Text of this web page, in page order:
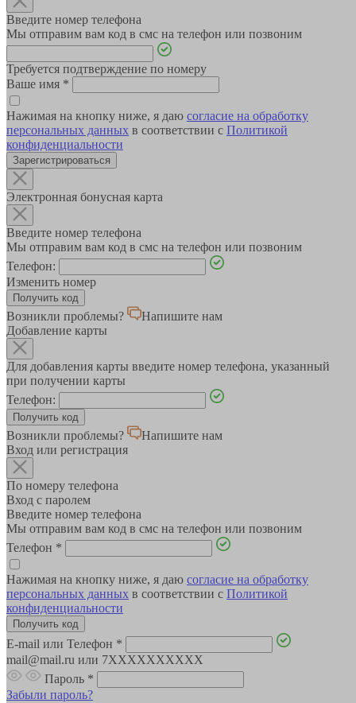
Введите номер телефона
Мы отправим вам код в смс на телефон или позвоним
Требуется подтверждение по номеру
Ваше имя *
Нажимая на кнопку ниже, я даю согласие на обработку
персональных данных в соответствии с Политикой
конфиденциальности
Зарегистрироваться
Электронная бонусная карта
Введите номер телефона
Мы отправим вам код в смс на телефон или позвоним
Телефон:
Изменить номер
Возникли проблемы?
Напишите нам
Добавление карты
Для добавления карты введите номер телефона, указанный
при получении карты
Телефон:
Возникли проблемы?
Напишите нам
Вход или регистрация
По номеру телефона
Вход с паролем
Введите номер телефона
Мы отправим вам код в смс на телефон или позвоним
Телефон *
Нажимая на кнопку ниже, я даю согласие на обработку
персональных данных в соответствии с Политикой
конфиденциальности
E-mail или Телефон *
mail@mail.ru или 7XXXXXXXXXX
Пароль *
Забыли пароль?